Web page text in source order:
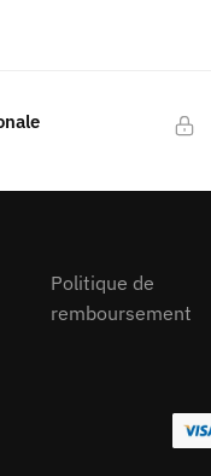
Politique de
remboursement